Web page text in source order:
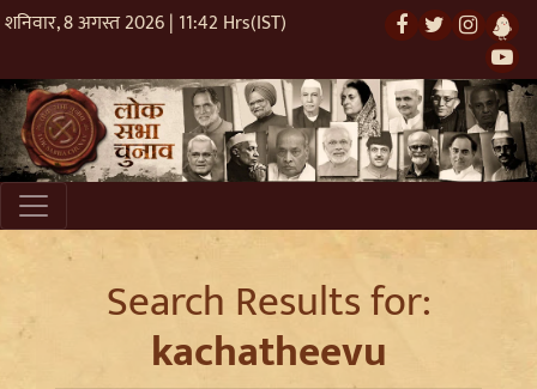
शनिवार, 8 अगस्त 2026 | 11:42 Hrs(IST)
Search Results for:
kachatheevu